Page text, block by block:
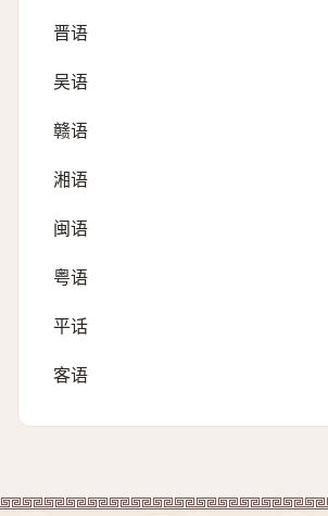
晋语
吴语
赣语
湘语
闽语
粤语
平话
客语